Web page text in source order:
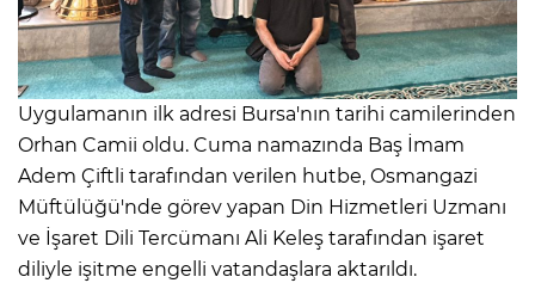
Uygulamanın ilk adresi Bursa'nın tarihi camilerinden
Orhan Camii oldu. Cuma namazında Baş İmam
Adem Çiftli tarafından verilen hutbe, Osmangazi
Müftülüğü'nde görev yapan Din Hizmetleri Uzmanı
ve İşaret Dili Tercümanı Ali Keleş tarafından işaret
diliyle işitme engelli vatandaşlara aktarıldı.